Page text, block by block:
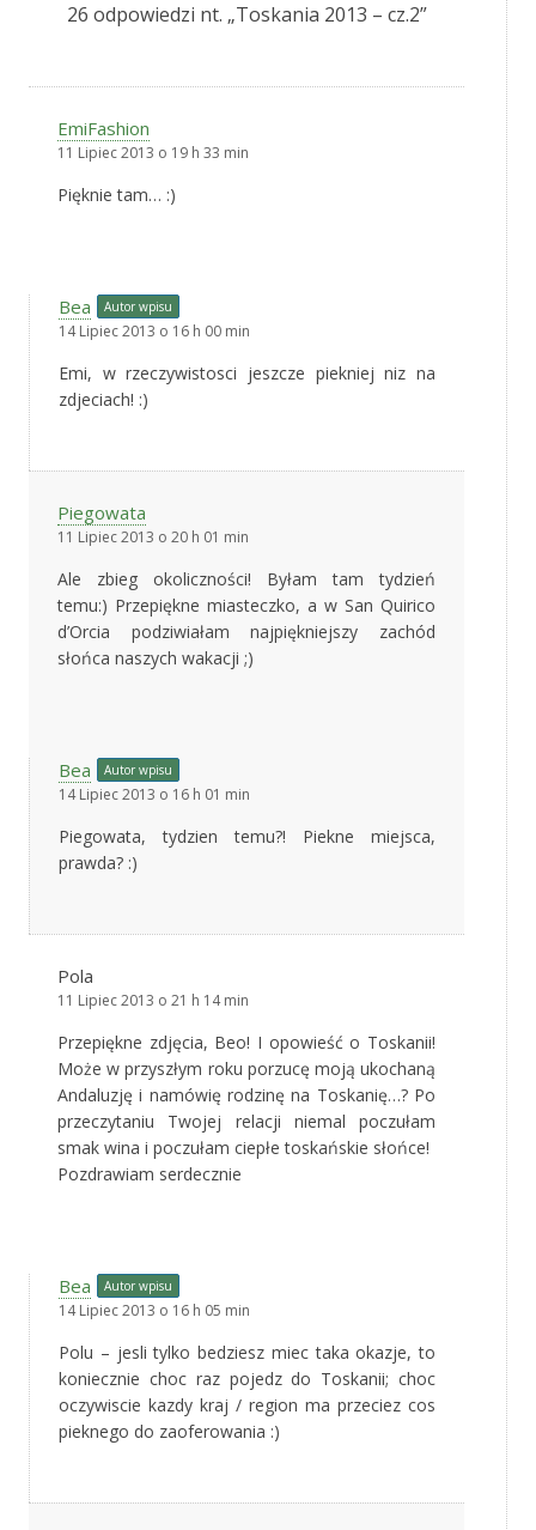
26 odpowiedzi nt. „Toskania 2013 – cz.2”
EmiFashion
11 Lipiec 2013 o 19 h 33 min
Pięknie tam… :)
Bea Autor wpisu
14 Lipiec 2013 o 16 h 00 min
Emi, w rzeczywistosci jeszcze piekniej niz na
zdjeciach! :)
Piegowata
11 Lipiec 2013 o 20 h 01 min
Ale zbieg okoliczności! Byłam tam tydzień
temu:) Przepiękne miasteczko, a w San Quirico
d’Orcia podziwiałam najpiękniejszy zachód
słońca naszych wakacji ;)
Bea Autor wpisu
14 Lipiec 2013 o 16 h 01 min
Piegowata, tydzien temu?! Piekne miejsca,
prawda? :)
Pola
11 Lipiec 2013 o 21 h 14 min
Przepiękne zdjęcia, Beo! I opowieść o Toskanii!
Może w przyszłym roku porzucę moją ukochaną
Andaluzję i namówię rodzinę na Toskanię…? Po
przeczytaniu Twojej relacji niemal poczułam
smak wina i poczułam ciepłe toskańskie słońce!
Pozdrawiam serdecznie
Bea Autor wpisu
14 Lipiec 2013 o 16 h 05 min
Polu – jesli tylko bedziesz miec taka okazje, to
koniecznie choc raz pojedz do Toskanii; choc
oczywiscie kazdy kraj / region ma przeciez cos
pieknego do zaoferowania :)